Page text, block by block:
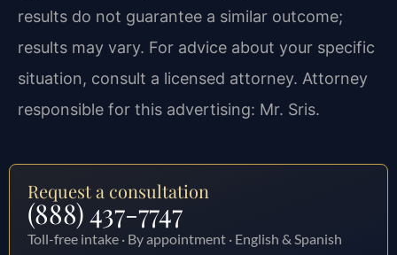
results do not guarantee a similar outcome;
results may vary. For advice about your specific
situation, consult a licensed attorney. Attorney
responsible for this advertising: Mr. Sris.
Request a consultation
(888) 437-7747
Toll-free intake · By appointment · English & Spanish